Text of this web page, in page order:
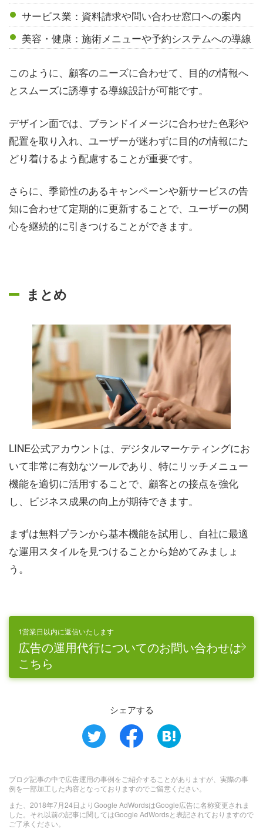
サービス業：資料請求や問い合わせ窓口への案内
美容・健康：施術メニューや予約システムへの導線
このように、顧客のニーズに合わせて、目的の情報へ
とスムーズに誘導する導線設計が可能です。
デザイン面では、ブランドイメージに合わせた色彩や
配置を取り入れ、ユーザーが迷わずに目的の情報にた
どり着けるよう配慮することが重要です。
さらに、季節性のあるキャンペーンや新サービスの告
知に合わせて定期的に更新することで、ユーザーの関
心を継続的に引きつけることができます。
まとめ
LINE公式アカウントは、デジタルマーケティングにお
いて非常に有効なツールであり、特にリッチメニュー
機能を適切に活用することで、顧客との接点を強化
し、ビジネス成果の向上が期待できます。
まずは無料プランから基本機能を試用し、自社に最適
な運用スタイルを見つけることから始めてみましょ
う。
1営業日以内に返信いたします
広告の運用代行についてのお問い合わせは
こちら
シェアする
ブログ記事の中で広告運用の事例をご紹介することがありますが、実際の事
例を一部加工した内容となっておりますのでご留意ください。
また、2018年7月24日よりGoogle AdWordsはGoogle広告に名称変更されま
した。それ以前の記事に関してはGoogle AdWordsと表記されておりますので
ご了承ください。